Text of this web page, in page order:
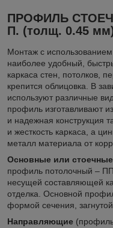
ПРОФИЛЬ
П. (толщ. 0.45
Монтаж с
наиболее удобный,
каркаса стен, потолков,
крепится облицовка. В
используют различные
профиль изготавливают
и надежная конструкция
и жесткость каркаса, а
металл материала от
Основные или стоечные
профиль потолочный –
несущей составляющей
отделка. Основной
формой сечения,
Направляющие